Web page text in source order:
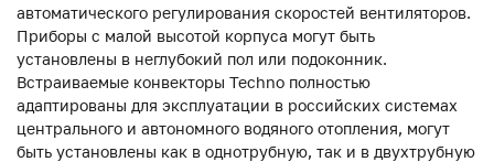
автоматического регулирования скоростей вентиляторов.
Приборы с малой высотой корпуса могут быть
установлены в неглубокий пол или подоконник.
Встраиваемые конвекторы Techno полностью
адаптированы для эксплуатации в российских системах
центрального и автономного водяного отопления, могут
быть установлены как в однотрубную, так и в двухтрубную